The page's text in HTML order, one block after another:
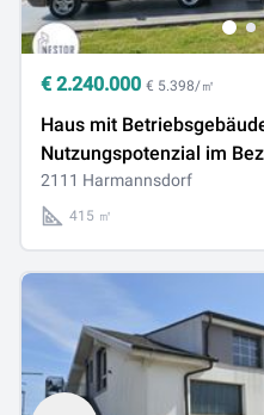
€ 2.240.000 € 5.398/㎡
Haus mit
Nutzungspotenzial im
2111 Harmannsdorf
415 ㎡